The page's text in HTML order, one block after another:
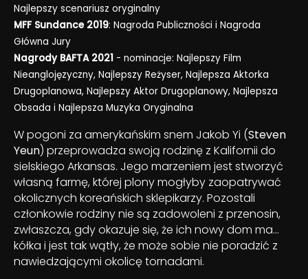
Najlepszy scenariusz oryginalny
MFF Sundance 2019: Nagroda Publiczności i Nagroda
Główna Jury
Nagrody BAFTA 2021 - nominacje: Najlepszy Film
Nieanglojęzyczny, Najlepszy Reżyser, Najlepsza Aktorka
Drugoplanowa, Najlepszy Aktor Drugoplanowy, Najlepsza
Obsada i Najlepsza Muzyka Oryginalna
W pogoni za amerykańskim snem Jakob Yi (Steven
Yeun) przeprowadza swoją rodzinę z Kalifornii do
sielskiego Arkansas. Jego marzeniem jest stworzyć
własną farmę, której plony mogłyby zaopatrywać
okolicznych koreańskich sklepikarzy. Pozostali
członkowie rodziny nie są zadowoleni z przenosin,
zwłaszcza, gdy okazuje się, że ich nowy dom ma…
kółka i jest tak wątły, że może sobie nie poradzić z
nawiedzającymi okolicę tornadami.